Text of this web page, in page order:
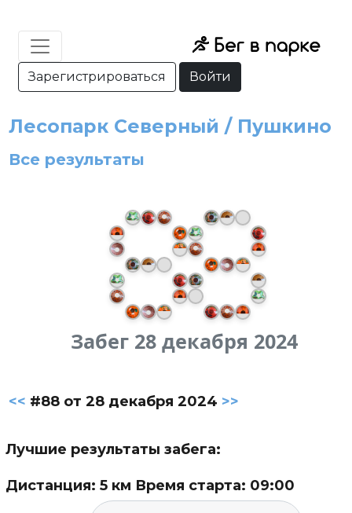
Зарегистрироваться Войти
Лесопарк Северный / Пушкино
Все результаты
Забег 28 декабря 2024
<< #88 от 28 декабря 2024 >>
Лучшие результаты забега:
Дистанция: 5 км Время старта: 09:00